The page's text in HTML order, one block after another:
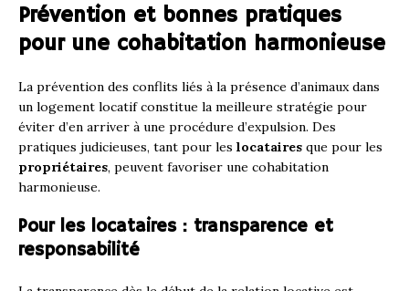
Prévention et bonnes pratiques
pour une cohabitation harmonieuse
La prévention des conflits liés à la présence d’animaux dans
un logement locatif constitue la meilleure stratégie pour
éviter d’en arriver à une procédure d’expulsion. Des
pratiques judicieuses, tant pour les locataires que pour les
propriétaires, peuvent favoriser une cohabitation
harmonieuse.
Pour les locataires : transparence et
responsabilité